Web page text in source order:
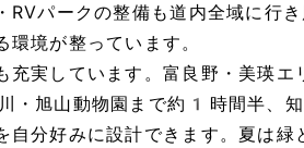
RVパークの整備も道内全域に行
境が整っています。
充実しています。富良野・美瑛
・旭山動物園まで約1時間半、
自分好みに設計できます。夏は緑